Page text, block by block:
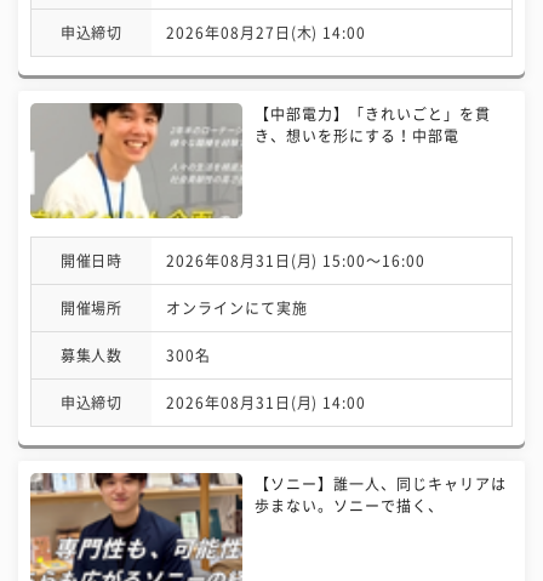
申込締切 2026年08月27日(木) 14:00
【中部電力】「きれいごと」を貫
き、想いを形にする！中部電
開催日時 2026年08月31日(月) 15:00〜16:00
開催場所 オンラインにて実施
募集人数 300名
申込締切 2026年08月31日(月) 14:00
【ソニー】誰一人、同じキャリアは
歩まない。ソニーで描く、